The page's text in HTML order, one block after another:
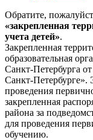
Обратите,
«закрепленная
учета детей».
Закрепленная
образовательная
Санкт-Петербурга
Санкт-Петербурге».
проведения
закрепленная
района за
для проведения
обучению.